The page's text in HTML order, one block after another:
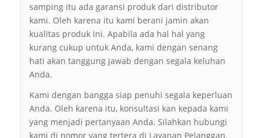
samping itu ada garansi produk dari distributor
kami. Oleh karena itu kami berani jamin akan
kualitas produk ini. Apabila ada hal hal yang
kurang cukup untuk Anda, kami dengan senang
hati akan tanggung jawab dengan segala keluhan
Anda.
Kami dengan bangga siap penuhi segala keperluan
Anda. Oleh karena itu, konsultasi kan kepada kami
yang menjadi pertanyaan Anda. Silahkan hubungi
kami di nomor yang tertera di Layanan Pelanggan.